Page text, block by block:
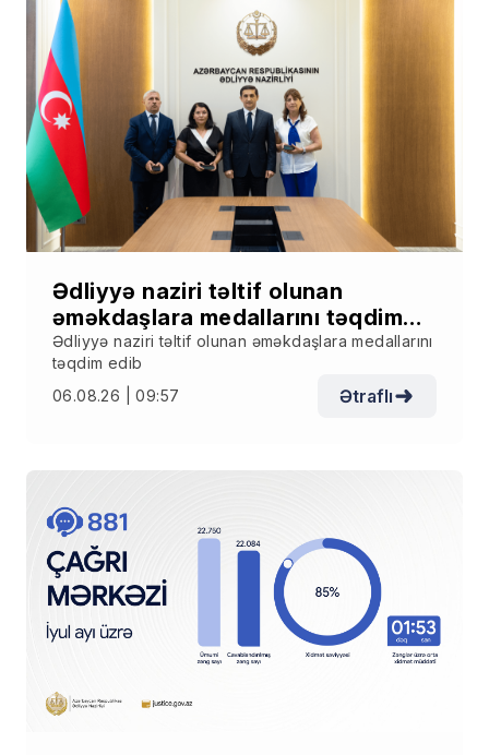
Ədliyyə naziri təltif olunan
əməkdaşlara medallarını təqdim
edib
Ədliyyə naziri təltif olunan əməkdaşlara medallarını
təqdim edib
06.08.26 | 09:57
Ətraflı